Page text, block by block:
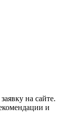
на сайте.
и